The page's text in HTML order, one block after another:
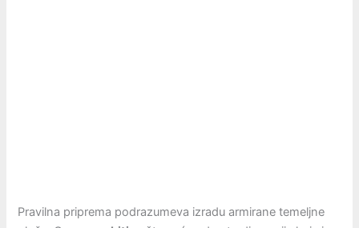
Pravilna priprema podrazumeva izradu armirane temeljne